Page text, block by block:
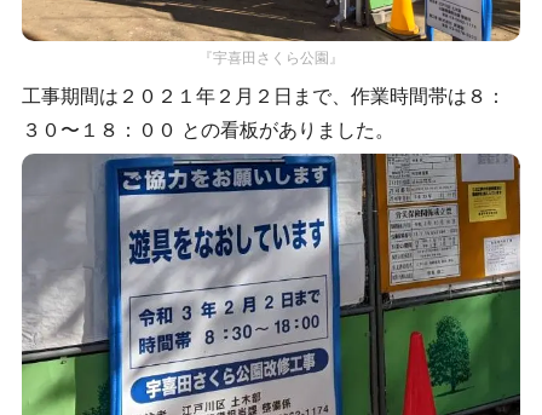
『宇喜田さくら公園』
工事期間は２０２１年２月２日まで、作業時間帯は８：
３０〜１８：００ との看板がありました。